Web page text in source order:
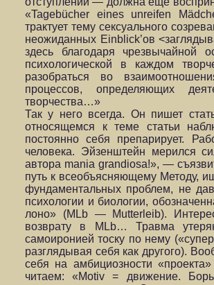
«Tagebücher eines unreifen
трактует тему сексуального
неожиданных Einblick’ов
здесь благодаря чрезвычайной
психологической в каждом
разобраться во
процессов, определяющих
творчества…»
Так у него всегда. Он пишет
относящемся к теме статьи
постоянно себя препарирует.
человека. Эйзенштейн
мерился
автора mania grandiosa!», —
путь к всеобъясняющему Методу,
фундаментальных проблем, не
психологии и биологии,
лоно» (MLb — Mutterleib).
возврату в MLb… Травма
самоиронией тоску по нему
разглядывая себя как другого).
себя на амбициозности
читаем: «Motiv = движение.